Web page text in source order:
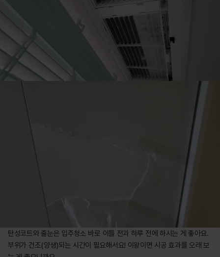
탄성코트와 줄눈은 입주청소 바로 이틀 전과 하루 전에 하시는 게 좋아요.
부위가 건조(양생)되는 시간이 필요해서요! 이왕이면 시공 효과를 오래 보